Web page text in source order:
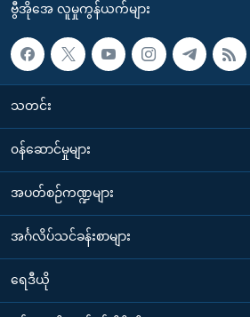
ဗွီအိုအေ လူမှုကွန်ယက်များ
သတင်း
၀န်ဆောင်မှုများ
အပတ်စဉ်ကဏ္ဍများ
အင်္ဂလိပ်သင်ခန်းစာများ
ရေဒီယို